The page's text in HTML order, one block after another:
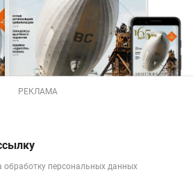
РЕКЛАМА
обработку персональных данных